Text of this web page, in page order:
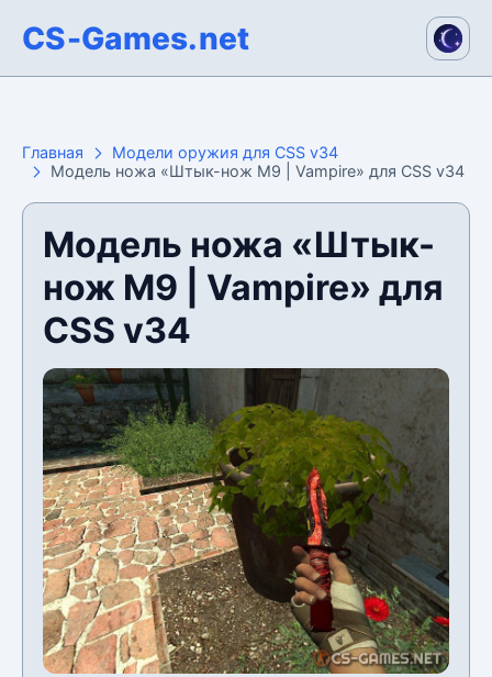
CS-Games.net
Главная
Модели оружия для CSS v34
Модель ножа «Штык-нож M9 | Vampire» для CSS v34
Модель ножа «Штык-
нож M9 | Vampire» для
CSS v34